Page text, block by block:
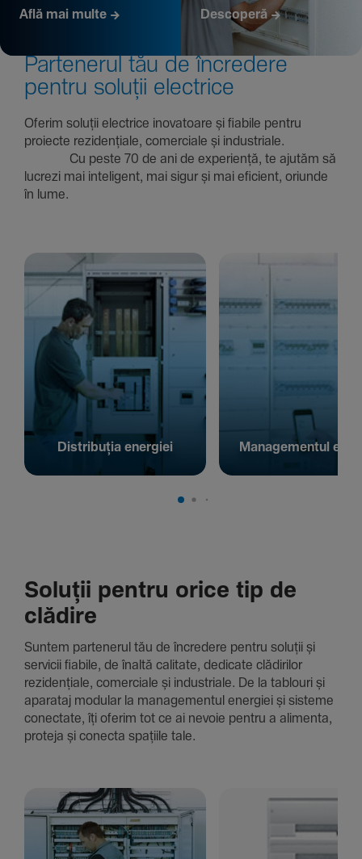
Află mai multe Descoperă
Parte­nerul tău de încre­dere
pentru soluții electrice
Oferim soluții electrice inova­toare și fiabile pentru
proiecte rezi­den­țiale, comer­ciale și indus­triale.
Cu peste 70 de ani de expe­riență, te ajutăm să
lucrezi mai inte­li­gent, mai sigur și mai eficient, oriunde
în lume.
Distribuția energiei Managementul
Soluții pentru orice tip de
clădire
Suntem parte­nerul tău de încre­dere pentru soluții și
servicii fiabile, de înaltă cali­tate, dedi­cate clădi­rilor
rezi­den­țiale, comer­ciale și indus­triale. De la tablouri și
aparataj modular la managementul energiei și sisteme
conec­tate, îți oferim tot ce ai nevoie pentru a alimenta,
proteja și conecta spațiile tale.